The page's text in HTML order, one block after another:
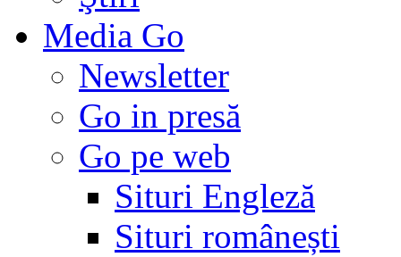
Media Go
Newsletter
Go in presă
Go pe web
Situri Engleză
Situri românești